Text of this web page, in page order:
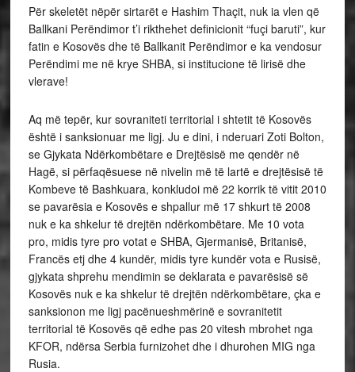
Për skeletët nëpër sirtarët e Hashim Thaçit, nuk ia vlen që
Ballkani Perëndimor t’i rikthehet definicionit “fuçi baruti”, kur
fatin e Kosovës dhe të Ballkanit Perëndimor e ka vendosur
Perëndimi me në krye SHBA, si institucione të lirisë dhe
vlerave!
Aq më tepër, kur sovraniteti territorial i shtetit të Kosovës
është i sanksionuar me ligj. Ju e dini, i nderuari Zoti Bolton,
se Gjykata Ndërkombëtare e Drejtësisë me qendër në
Hagë, si përfaqësuese në nivelin më të lartë e drejtësisë të
Kombeve të Bashkuara, konkludoi më 22 korrik të vitit 2010
se pavarësia e Kosovës e shpallur më 17 shkurt të 2008
nuk e ka shkelur të drejtën ndërkombëtare. Me 10 vota
pro, midis tyre pro votat e SHBA, Gjermanisë, Britanisë,
Francës etj dhe 4 kundër, midis tyre kundër vota e Rusisë,
gjykata shprehu mendimin se deklarata e pavarësisë së
Kosovës nuk e ka shkelur të drejtën ndërkombëtare, çka e
sanksionon me ligj pacënueshmërinë e sovranitetit
territorial të Kosovës që edhe pas 20 vitesh mbrohet nga
KFOR, ndërsa Serbia furnizohet dhe i dhurohen MIG nga
Rusia.